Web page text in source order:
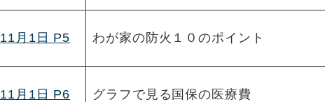
11月1日 P5 わが家の防火１０のポイント
11月1日 P6 グラフで見る国保の医療費